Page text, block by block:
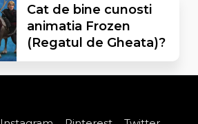
Cat de bine cunosti
animatia Frozen
(Regatul de Gheata)?